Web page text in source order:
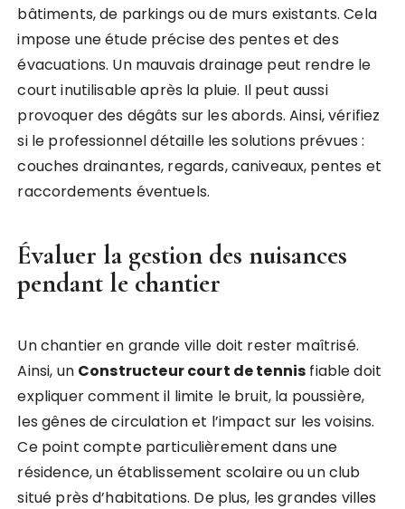
bâtiments, de parkings ou de murs existants. Cela
impose une étude précise des pentes et des
évacuations. Un mauvais drainage peut rendre le
court inutilisable après la pluie. Il peut aussi
provoquer des dégâts sur les abords. Ainsi, vérifiez
si le professionnel détaille les solutions prévues :
couches drainantes, regards, caniveaux, pentes et
raccordements éventuels.
Évaluer la gestion des nuisances
pendant le chantier
Un chantier en grande ville doit rester maîtrisé.
Ainsi, un Constructeur court de tennis fiable doit
expliquer comment il limite le bruit, la poussière,
les gênes de circulation et l’impact sur les voisins.
Ce point compte particulièrement dans une
résidence, un établissement scolaire ou un club
situé près d’habitations. De plus, les grandes villes